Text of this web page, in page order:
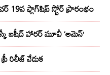
19వ ఫ్లాగ్‌షిప్ స్టోర్ ప్రారంభం
బషీద్‌ హారర్ మూవీ ‘అమెన్’
రిలీజ్ వేడుక